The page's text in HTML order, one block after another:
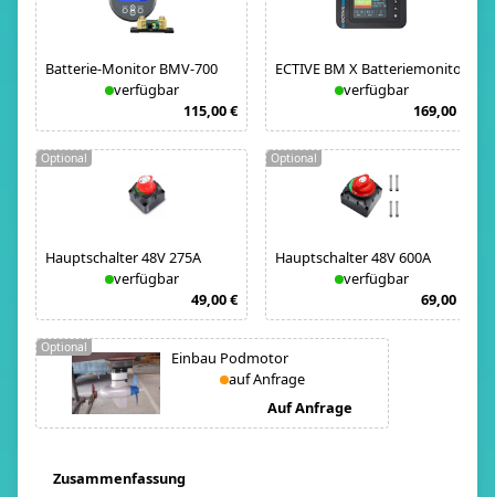
Batterie-Monitor BMV-700
verfügbar
115,00 €
ECTIVE BM X Batteriemonitor
verfügbar
169,00 €
Hauptschalter 48V 275A
verfügbar
49,00 €
Optional
Hauptschalter 48V 600A
verfügbar
69,00 €
Optional
Einbau Podmotor
auf Anfrage
Auf Anfrage
Optional
Zusammenfassung